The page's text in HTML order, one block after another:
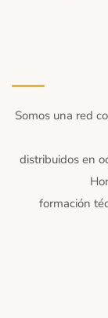
Somos una red
distribuidos en
formación